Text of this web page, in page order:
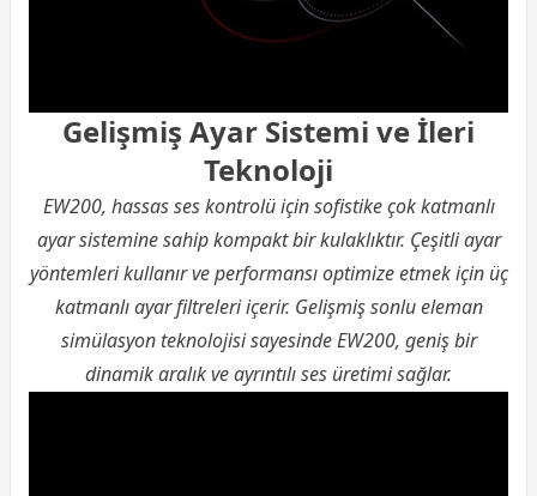
Gelişmiş Ayar Sistemi ve İleri
Teknoloji
EW200, hassas ses kontrolü için sofistike çok katmanlı
ayar sistemine sahip kompakt bir kulaklıktır. Çeşitli ayar
yöntemleri kullanır ve performansı optimize etmek için üç
katmanlı ayar filtreleri içerir. Gelişmiş sonlu eleman
simülasyon teknolojisi sayesinde EW200, geniş bir
dinamik aralık ve ayrıntılı ses üretimi sağlar.